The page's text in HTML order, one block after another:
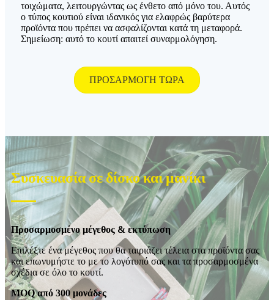
τοιχώματα, λειτουργώντας ως ένθετο από μόνο του. Αυτός
ο τύπος κουτιού είναι ιδανικός για ελαφρώς βαρύτερα
προϊόντα που πρέπει να ασφαλίζονται κατά τη μεταφορά.
Σημείωση: αυτό το κουτί απαιτεί συναρμολόγηση.
ΠΡΟΣΑΡΜΟΓΗ ΤΩΡΑ
Συσκευασία σε δίσκο και μανίκι
Προσαρμοσμένο μέγεθος & εκτύπωση
Επιλέξτε ένα μέγεθος που θα ταιριάζει τέλεια στα προϊόντα σας
και επωνυμήστε το με το λογότυπό σας και τα προσαρμοσμένα
σχέδια σε όλο το κουτί.
MOQ από 300 μονάδες